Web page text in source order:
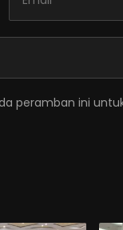
peramban ini